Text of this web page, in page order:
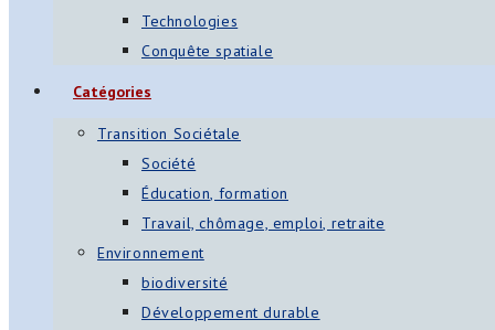
Technologies
Conquête spatiale
Catégories
Transition Sociétale
Société
Éducation, formation
Travail, chômage, emploi, retraite
Environnement
biodiversité
Développement durable